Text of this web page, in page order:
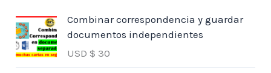
Combinar correspondencia y guardar
documentos independientes
USD $ 30